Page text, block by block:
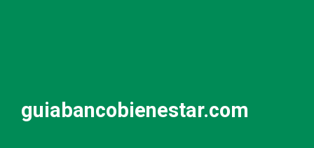
guiabancobienestar.com